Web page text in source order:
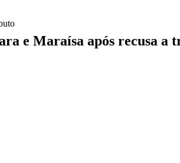
e Maraísa após recusa a